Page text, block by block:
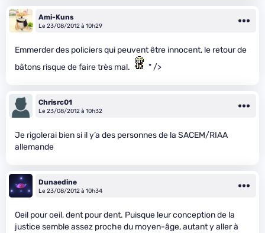
Ami-Kuns
Le 23/08/2012 à 10h29
Emmerder des policiers qui peuvent être innocent, le retour de
bâtons risque de faire très mal.
" />
Chrisrc01
Le 23/08/2012 à 10h32
Je rigolerai bien si il y’a des personnes de la SACEM/RIAA
allemande
Dunaedine
Le 23/08/2012 à 10h34
Oeil pour oeil, dent pour dent. Puisque leur conception de la
justice semble assez proche du moyen-âge, autant y aller à